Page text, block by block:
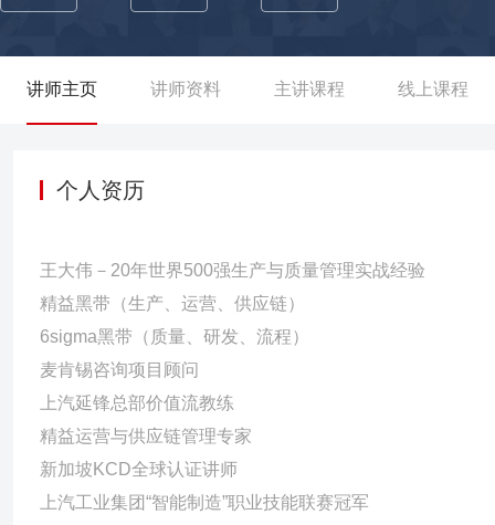
多项复杂项目，通过新技术和新模式实现对门板错漏装、气囊激光
柔性焊接线，君越门板焊接效率提升56%；激光设备（车型共享
表皮473万； ❀【机器人领域】：以系统集成思维重塑生产智造
业规范cookbook，从效率、质量和安全方面进行监督和改进，实
以系统工程方法论重构物流体系 ——任职德邦股份—集团精益物流
批精益黑带138人，精益倡导者（事业部总裁）16位，精益
目1694条，共节省7000万元。 ☛物流电商行业首位精益管理专家
应链及德邦科技的运营流程整合与升级，减少作业节点338个，减
57%，大大提升客户体验和行业口碑。 ☛技术链接：构建与京东
统互建，直接人力成本减少约3000人，车俩资源减少17%，仓库
大件快递的精准实时监控运营，提升时效达成，预防丢件，且为
讲师主页 讲师资料 主讲课程 线上课程
个人资历
王大伟－20年世界500强生产与质量管理实战经验
精益黑带（生产、运营、供应链）
6sigma黑带（质量、研发、流程）
麦肯锡咨询项目顾问
上汽延锋总部价值流教练
精益运营与供应链管理专家
新加坡KCD全球认证讲师
上汽工业集团“智能制造”职业技能联赛冠军